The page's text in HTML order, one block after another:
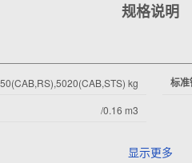
规格说明
kg
/0.16 m3
标
显示更多